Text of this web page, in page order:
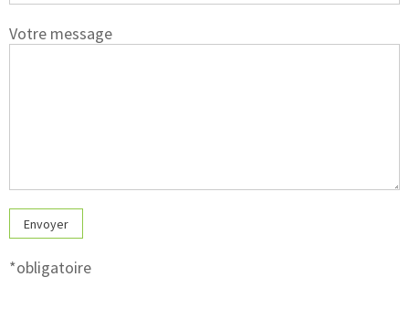
Votre message
*obligatoire